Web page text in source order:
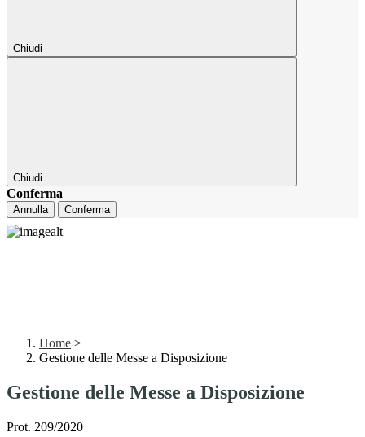
Chiudi
Chiudi
Conferma
Annulla Conferma
Home >
Gestione delle Messe a Disposizione
Gestione delle Messe a Disposizione
Prot. 209/2020